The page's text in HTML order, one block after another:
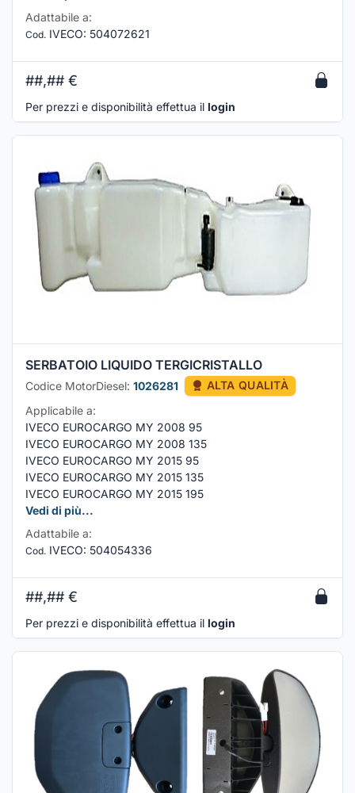
Adattabile a:
Cod. IVECO: 504072621
##,## €
Per prezzi e disponibilità effettua il login
SERBATOIO LIQUIDO TERGICRISTALLO
Codice MotorDiesel: 1026281
ALTA QUALITÀ
Applicabile a:
IVECO EUROCARGO MY 2008 95
IVECO EUROCARGO MY 2008 135
IVECO EUROCARGO MY 2015 95
IVECO EUROCARGO MY 2015 135
IVECO EUROCARGO MY 2015 195
Vedi di più...
Adattabile a:
Cod. IVECO: 504054336
##,## €
Per prezzi e disponibilità effettua il login